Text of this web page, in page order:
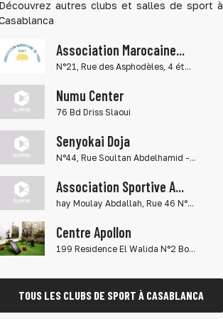
Découvrez autres clubs et salles de sport à
Association Marocaine...
N°21, Rue des Asphodèles, 4 ét...
Numu Center
76 Bd Driss Slaoui
Senyokai Doja
N°44, Rue Soultan Abdelhamid -...
Association Sportive A...
hay Moulay Abdallah, Rue 46 N°...
Centre Apollon
199 Residence El Walida N°2 Bo...
TOUS LES CLUBS DE SPORT À CASABLANCA